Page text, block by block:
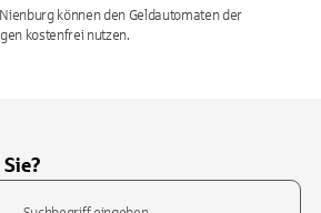
können den Geldautomaten der
kostenfrei nutzen.